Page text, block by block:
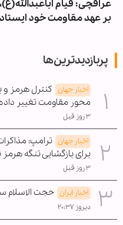
عراقچی: قیام
بر عهد مقاومت خود
پربازدیدترین‌ها
اخبار جهان کنترل هرمز و
محور مقاومت تغییر
۳ روز قبل
اخبار جهان ترامپ:
برای بازگشایی تنگه
۳ روز قبل
اخبار ایران حجت الاسلام
دیروز ۲۰:۳۷